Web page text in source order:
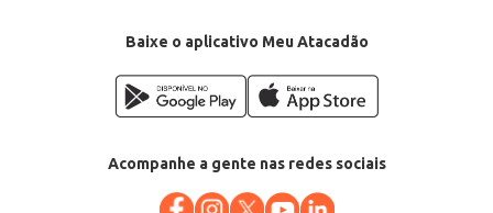
Baixe o aplicativo Meu Atacadão
Acompanhe a gente nas redes sociais